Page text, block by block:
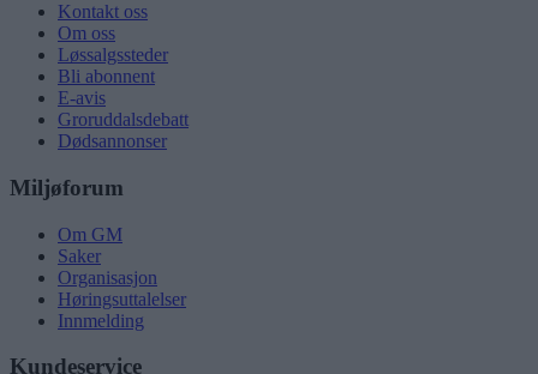
Kontakt oss
Om oss
Løssalgssteder
Bli abonnent
E-avis
Groruddalsdebatt
Dødsannonser
Miljøforum
Om GM
Saker
Organisasjon
Høringsuttalelser
Innmelding
Kundeservice